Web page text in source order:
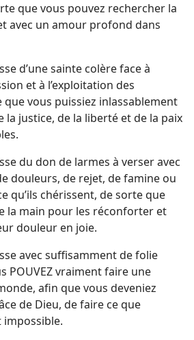
que vous pouvez rechercher la
avec un amour profond dans
d’une sainte colère face à
et à l’exploitation des
vous puissiez inlassablement
justice, de la liberté et de la paix
du don de larmes à verser avec
douleurs, de rejet, de famine ou
qu’ils chérissent, de sorte que
la main pour les réconforter et
douleur en joie.
avec suffisamment de folie
POUVEZ vraiment faire une
afin que vous deveniez
de Dieu, de faire ce que
impossible.